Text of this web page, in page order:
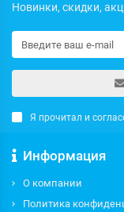
Новинки, скидки,
Я прочитал и
Информация
О компании
Политика